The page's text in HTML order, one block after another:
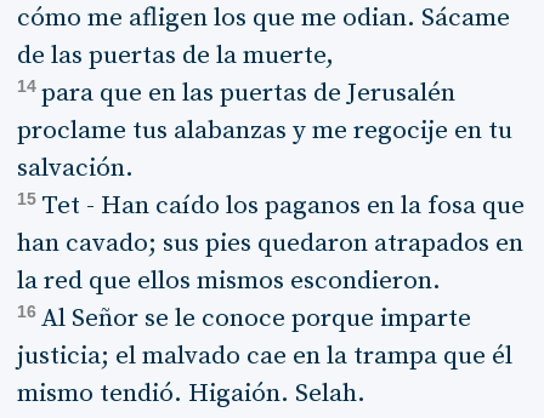
cómo me afligen los que me odian. Sácame
de las puertas de la muerte,
14 para que en las puertas de Jerusalén
proclame tus alabanzas y me regocije en tu
salvación.
15 Tet - Han caído los paganos en la fosa que
han cavado; sus pies quedaron atrapados en
la red que ellos mismos escondieron.
16 Al Señor se le conoce porque imparte
justicia; el malvado cae en la trampa que él
mismo tendió. Higaión. Selah.